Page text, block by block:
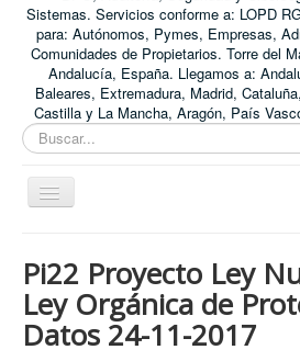
Sistemas. Servicios conforme a: LOPD
para: Autónomos, Pymes, Empresas,
Comunidades de Propietarios. Torre del
Andalucía, España. Llegamos a:
Baleares, Extremadura, Madrid,
Castilla y La Mancha, Aragón, País
Buscar...
Toggle
Navigation
ZONA ABIERTA
Políticas de Privacidad
Políticas de Cookies
Pi22 Proyecto Ley
Ley Orgánica de
Datos 24-11-2017